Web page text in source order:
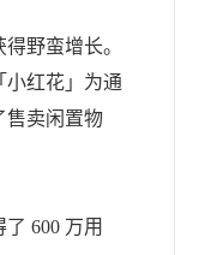
野蛮增长。
小红花」为通
售卖闲置物
600 万用